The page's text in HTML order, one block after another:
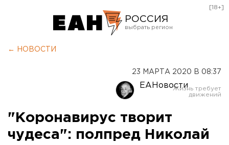
РОССИЯ
Оренбург
[18+]
← НОВОСТИ
23 МАРТА 2020 В 08:37
ЕАНовости
"Коронавирус творит
чудеса": полпред Николай